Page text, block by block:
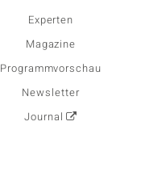
Experten
Magazine
Programmvorschau
Newsletter
Journal